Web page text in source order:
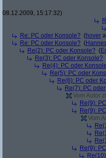
08.12.2009, 15:17:32)
Re: PC oder Konsole? (hover
Re: PC oder Konsole? (
Re(2): PC oder Konsole? (
Re(3): PC oder Konsole?
Re(4): PC oder
Re(5): PC oder
Re(6): PC oder
Re(7): PC
Vom Autor
Re(9):
Re(9):
Vom
Re(9):